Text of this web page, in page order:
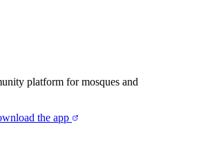
platform for mosques and
the app